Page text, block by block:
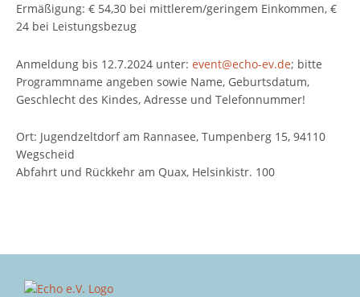
Ermäßigung: € 54,30 bei mittlerem/geringem Einkommen, €
24 bei Leistungsbezug
Anmeldung bis 12.7.2024 unter: event@echo-ev.de; bitte
Programmname angeben sowie Name, Geburtsdatum,
Geschlecht des Kindes, Adresse und Telefonnummer!
Ort: Jugendzeltdorf am Rannasee, Tumpenberg 15, 94110
Wegscheid
Abfahrt und Rückkehr am Quax, Helsinkistr. 100